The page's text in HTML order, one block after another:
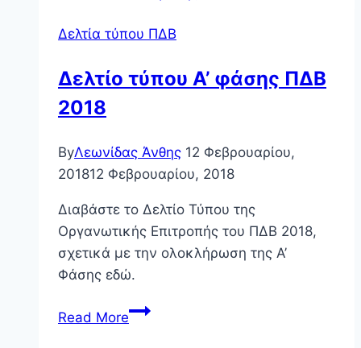
2022
Δελτία τύπου ΠΔΒ
Δελτίο τύπου Α’ φάσης ΠΔΒ
2018
ByΛεωνίδας Άνθης 12 Φεβρουαρίου,
201812 Φεβρουαρίου, 2018
Διαβάστε το Δελτίο Τύπου της
Οργανωτικής Επιτροπής του ΠΔΒ 2018,
σχετικά με την ολοκλήρωση της Α’
Φάσης εδώ.
Read MoreΔελτίο